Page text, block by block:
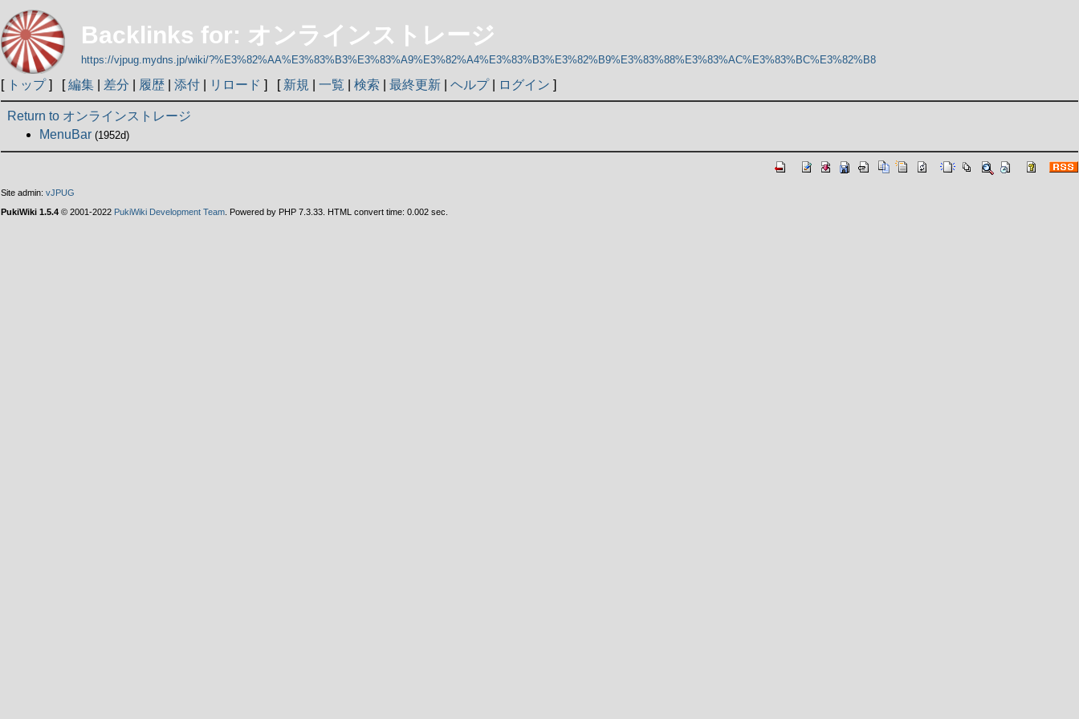
Backlinks for: オンラインストレージ
https://vjpug.mydns.jp/wiki/?%E3%82%AA%E3%83%B3%E3%83%A9%E3%82%A4%E3%83%B3%E3%82%B9%E3%83%88%E3%83%AC%E3%83%BC%E3%82%B8
[ トップ] [編集 差分 履歴 添付 リロード ] [ 新規 一覧 検索 最終更新 ヘルプ| ログイン ]
Return to オンラインストレージ
MenuBar (1952d)
Site admin: vJPUG
PukiWiki 1.5.4 © 2001-2022 PukiWiki Development Team . Powered by PHP 7.3.33. HTML convert time: 0.002 sec.